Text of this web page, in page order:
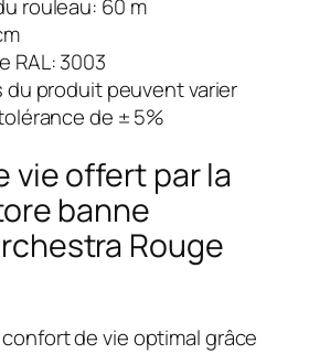
rouleau: 60 m
RAL: 3003
du produit peuvent varier
de ± 5%
vie offert par la
banne
Rouge
de vie optimal grâce